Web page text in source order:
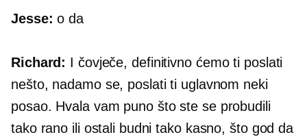
Jesse: o da
Richard: I čovječe, definitivno ćemo ti poslati
nešto, nadamo se, poslati ti uglavnom neki
posao. Hvala vam puno što ste se probudili
tako rano ili ostali budni tako kasno, što god da